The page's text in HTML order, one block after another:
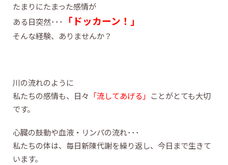
たまりにたまった感情が
ある日突然･･･
「ドッカーン！」
そんな経験、ありませんか？
川の流れのように
私たちの感情も、日々 「流してあげる」 ことがとても大切
です。
心臓の鼓動や血液・リンパの流れ･･･
私たちの体は、毎日新陳代謝を繰り返し、今日まで生きて
います。